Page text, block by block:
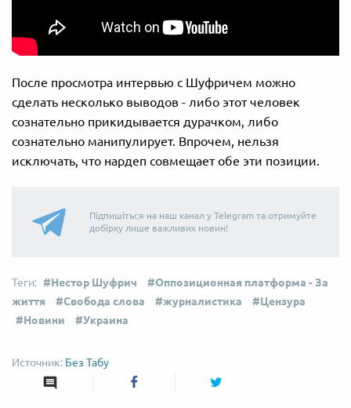
После просмотра интервью с Шуфричем можно
сделать несколько выводов - либо этот человек
сознательно прикидывается дурачком, либо
сознательно манипулирует. Впрочем, нельзя
исключать, что нардеп совмещает обе эти позиции.
Підпишіться на наш канал у Telegram та отримуйте
добірку лише важливих новин!
Нестор Шуфрич
Оппозиционная платформа - За
життя
Свобода слова журналистика
Цензура
Новини
Украина
Без Табу